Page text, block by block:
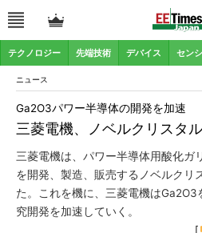
テクノロジー 先端技術 デバイス セン
ニュース
三菱電機、ノベルクリスタ
Ga2O3パワー半導体の開発を加速
三菱電機は、パワー半導体用酸化ガ
を開発、製造、販売するノベルクリ
た。これを機に、三菱電機は
究開発を加速していく。
[